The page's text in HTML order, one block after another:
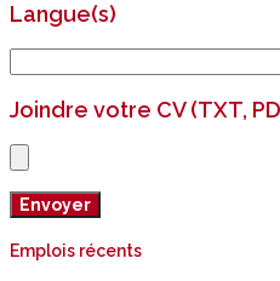
Langue(s)
Joindre votre CV (TXT,
Emplois récents